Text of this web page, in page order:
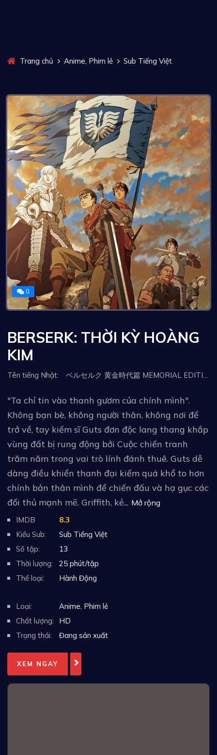
Trang chủ Anime, Phim lẻ Sub Tiếng Việt
0
BERSERK: THỜI KỲ HOÀNG
KIM
Tên tiếng Nhật: ベルセルク 黄金時代篇 MEMORIAL EDITION, 烙印勇士 黄金时代篇 MEMORIAL EDITION, Berserk: The Golden Age Arc – Memorial Edition, Berserk: L'Âge d'or - Memorial Edition, Berserk: Ougon Jidai-hen - Memorial Edition, Берсерк. Золотой век: Мемориальное издание, Берсерк: Золотой век. Памятное издание, 烙印勇士 黃金時代篇 MEMORIAL EDITION, Berserk: The Golden Age Arc - Memorial Edition
"Ta chỉ tin vào thanh gươm của chính mình".
Không bạn bè, không người thân, không nơi để
trở về, tay kiếm sĩ Guts đơn độc lang thang khắp
vùng đất bị rung động bởi Cuộc chiến tranh
trăm năm trong vai trò lính đánh thuê. Guts dễ
dàng điều khiển thanh đại kiếm quá khổ to hơn
chính bản thân mình để chiến đấu và hạ gục các
đối thủ mạnh mẽ. Griffith, kẻ... Mở rộng
IMDB
8.3
Kiểu Sub:
Sub Tiếng Việt
Số tập:
13
Thời lượng:
25 phút/tập
Thể loại:
Hành Động
Loại: Anime, Phim lẻ
Chất lượng:
HD
Trạng thái:
Đang sản xuất
XEM NGAY